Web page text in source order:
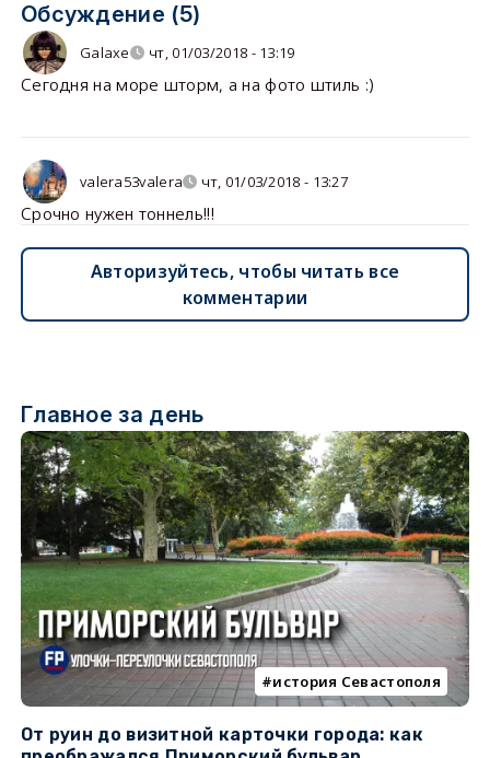
Обсуждение (5)
Galaxe чт, 01/03/2018 - 13:19
Сегодня на море шторм, а на фото штиль :)
valera53valera чт, 01/03/2018 - 13:27
Срочно нужен тоннель!!!
Авторизуйтесь, чтобы читать все
комментарии
Главное за день
история Севастополя
От руин до визитной карточки города: как